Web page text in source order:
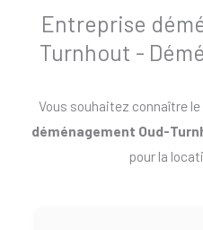
Entreprise
Turnhout -
Vous souhaitez connaître
déménagement Oud-
pour la